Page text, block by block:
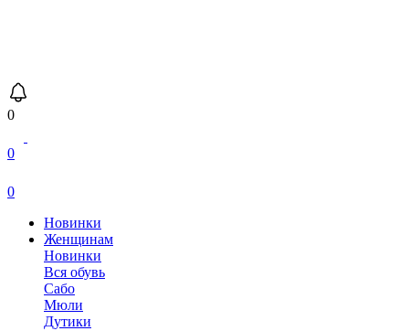
0
0
0
Новинки
Женщинам
Новинки
Вся обувь
Сабо
Мюли
Дутики